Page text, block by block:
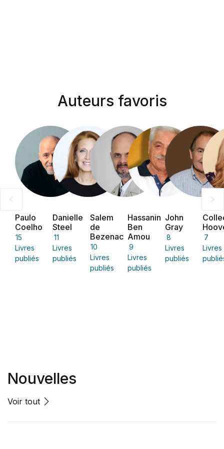
Auteurs favoris
Paulo
Coelho
15
Livres
publiés
Danielle
Steel
11
Livres
publiés
Salem
de
Bezenac
10
Livres
publiés
Hassanin
Ben
Amou
9
Livres
publiés
John
Gray
8
Livres
publiés
7
Livres
Nouvelles
Voir tout